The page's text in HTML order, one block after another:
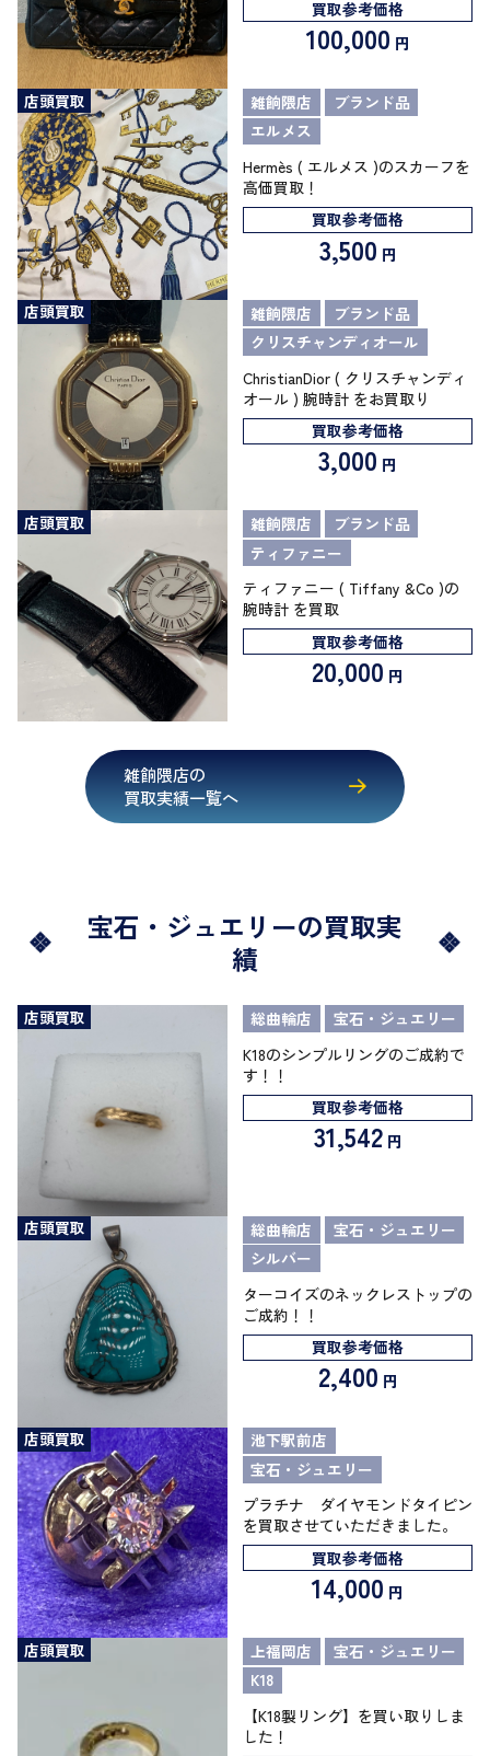
買取参考価格
100,000 円
店頭買取 雑餉隈店
ブランド品
エルメス
Hermès ( エルメス )のスカーフを
高価買取！
買取参考価格
3,500 円
店頭買取 雑餉隈店
ブランド品
クリスチャンディオール
ChristianDior ( クリスチャンディ
オール ) 腕時計 をお買取り
買取参考価格
3,000 円
店頭買取 雑餉隈店
ブランド品
ティファニー
ティファニー ( Tiffany &Co )の
腕時計 を買取
買取参考価格
20,000 円
雑餉隈店の
買取実績一覧へ
宝石・ジュエリーの買取実
績
店頭買取 総曲輪店
宝石・ジュエリー
K18のシンプルリングのご成約で
す！！
買取参考価格
31,542 円
店頭買取 総曲輪店
宝石・ジュエリー
シルバー
ターコイズのネックレストップの
ご成約！！
買取参考価格
2,400 円
店頭買取
池下駅前店
宝石・ジュエリー
プラチナ ダイヤモンドタイピン
を買取させていただきました。
買取参考価格
14,000 円
店頭買取 上福岡店
宝石・ジュエリー
K18
【K18製リング】を買い取りしま
した！